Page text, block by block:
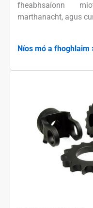
fheabhsaíonn
marthanacht, agus
Níos mó a fhoghlaim